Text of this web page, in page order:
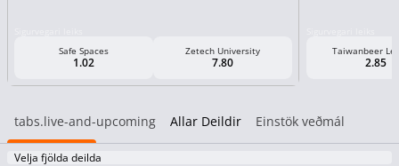
Safe Spaces
1.02
Zetech University
7.80
Taiwanbeer
2.85
tabs.live-and-upcoming Allar Deildir Einstök veðmál
Velja fjölda deilda